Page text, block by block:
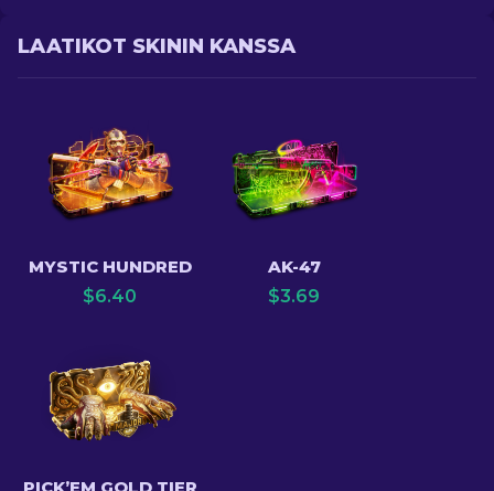
LAATIKOT SKININ KANSSA
MYSTIC HUNDRED
$6.40
AK-47
$3.69